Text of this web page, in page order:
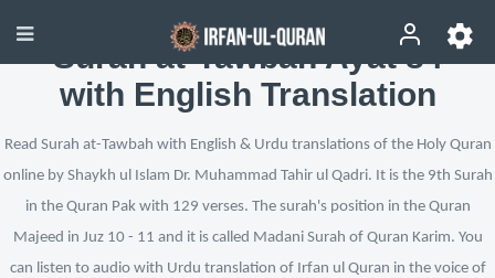
Surah at-Tawbah Ayat 84
with English Translation
Read Surah at-Tawbah with English & Urdu translations of the Holy Quran
online by Shaykh ul Islam Dr. Muhammad Tahir ul Qadri. It is the 9th Surah
in the Quran Pak with 129 verses. The surah's position in the Quran
Majeed in Juz 10 - 11 and it is called Madani Surah of Quran Karim. You
can listen to audio with Urdu translation of Irfan ul Quran in the voice of